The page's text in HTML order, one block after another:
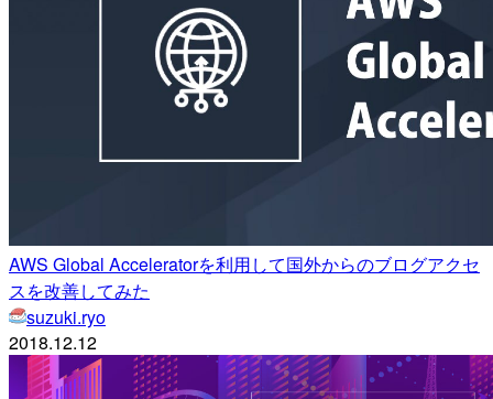
AWS Global Acceleratorを利用して国外からのブログアクセ
スを改善してみた
suzuki.ryo
2018.12.12